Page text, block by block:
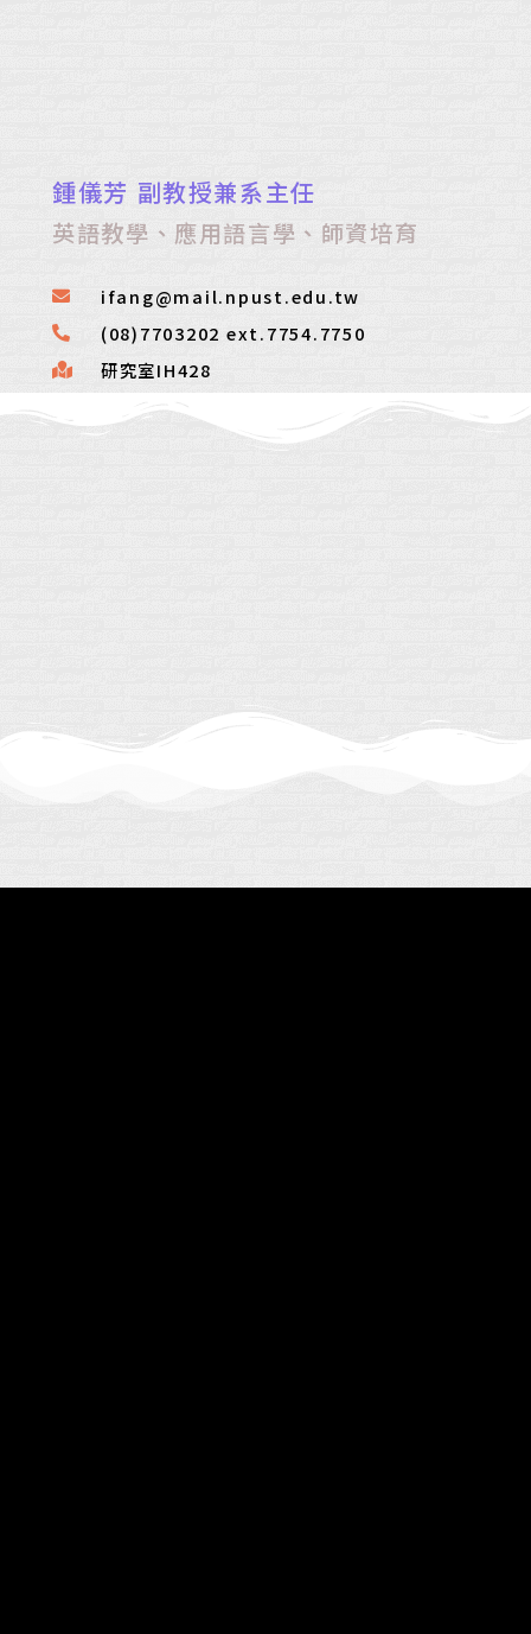
鍾儀芳 副教授兼系主任
英語教學、應用語言學、師資培育
ifang@mail.npust.edu.tw
(08)7703202 ext.7754.7750
研究室IH428